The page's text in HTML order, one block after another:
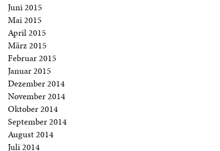
Juni 2015
Mai 2015
April 2015
März 2015
Februar 2015
Januar 2015
Dezember 2014
November 2014
Oktober 2014
September 2014
August 2014
Juli 2014